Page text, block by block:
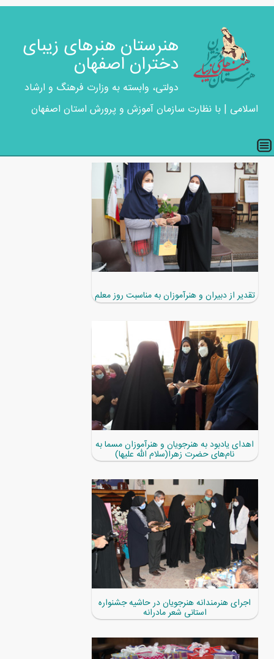
هنرستان هنرهای زیبای
دختران اصفهان
دولتی، وابسته به وزارت فرهنگ و ارشاد
اسلامی | با نظارت سازمان آموزش و پرورش استان اصفهان
تقدیر از دبیران و هنرآموزان به مناسبت روز معلم
اهدای یادبود به هنرجویان و هنرآموزان مسما به
نام‌های حضرت زهرا(سلام الله علیها)
اجرای هنرمندانه هنرجویان در حاشیه جشنواره
استانی شعر مادرانه